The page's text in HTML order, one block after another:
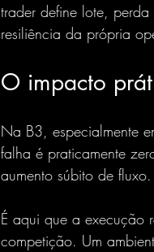
trader define lote,
resiliência da própria
O impacto
Na B3, especialmente
falha é praticamente
aumento súbito de
É aqui que a execução
competição. Um